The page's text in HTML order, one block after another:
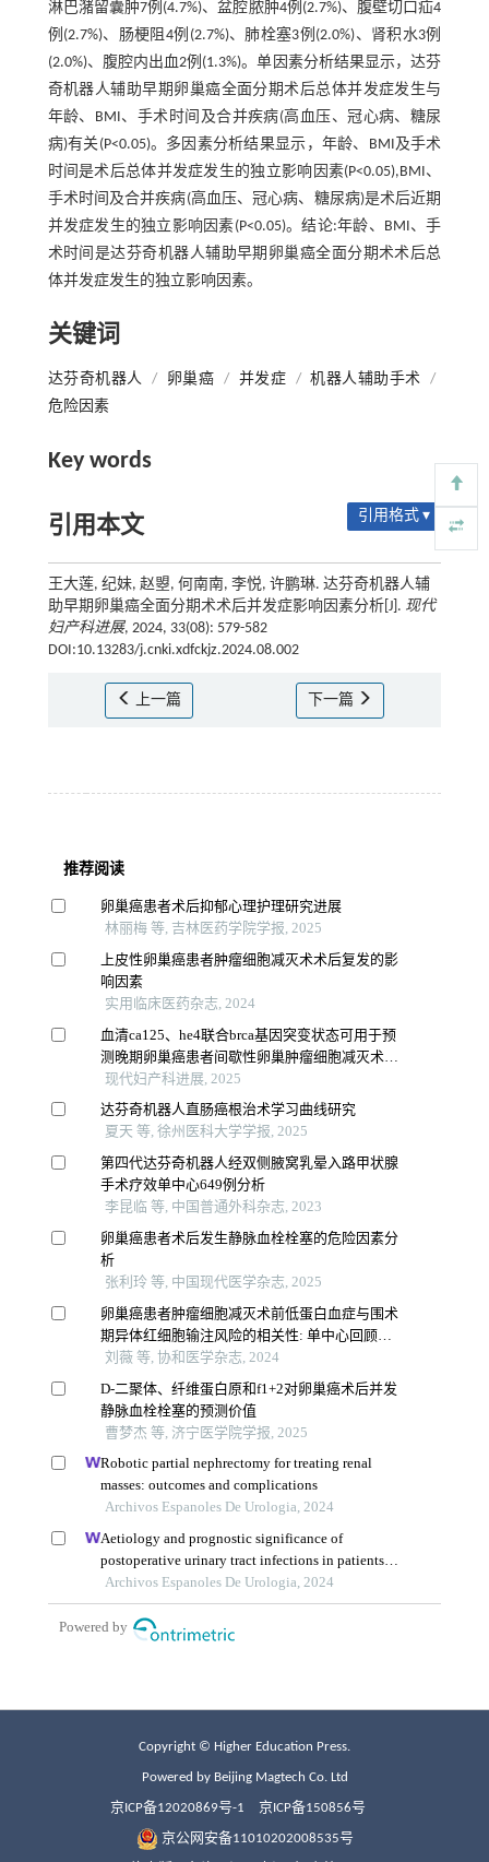
淋巴潴留囊肿7例(4.7%)、盆腔脓肿4例(2.7%)、腹壁切口疝4
例(2.7%)、肠梗阻4例(2.7%)、肺栓塞3例(2.0%)、肾积水3例
(2.0%)、腹腔内出血2例(1.3%)。单因素分析结果显示，达芬
奇机器人辅助早期卵巢癌全面分期术后总体并发症发生与
年龄、BMI、手术时间及合并疾病(高血压、冠心病、糖尿
病)有关(P<0.05)。多因素分析结果显示，年龄、BMI及手术
时间是术后总体并发症发生的独立影响因素(P<0.05),BMI、
手术时间及合并疾病(高血压、冠心病、糖尿病)是术后近期
并发症发生的独立影响因素(P<0.05)。结论:年龄、BMI、手
术时间是达芬奇机器人辅助早期卵巢癌全面分期术术后总
体并发症发生的独立影响因素。
关键词
达芬奇机器人 / 卵巢癌 / 并发症 / 机器人辅助手术
/
危险因素
Key words
引用本文 引用格式 ▾
王大莲, 纪妹, 赵曌, 何南南, 李悦, 许鹏琳. 达芬奇机器人辅
助早期卵巢癌全面分期术术后并发症影响因素分析[J]. 现代
妇产科进展, 2024, 33(08): 579-582
DOI:10.13283/j.cnki.xdfckjz.2024.08.002
上一篇 下一篇
Copyright © Higher Education Press.
Powered by Beijing Magtech Co. Ltd
京ICP备12020869号-1 京ICP备150856号
京公网安备11010202008535号